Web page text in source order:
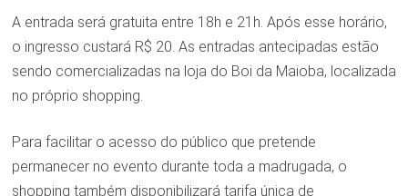
A entrada será gratuita entre 18h e 21h. Após esse horário,
o ingresso custará R$ 20. As entradas antecipadas estão
sendo comercializadas na loja do Boi da Maioba, localizada
no próprio shopping.
Para facilitar o acesso do público que pretende
permanecer no evento durante toda a madrugada, o
shopping também disponibilizará tarifa única de